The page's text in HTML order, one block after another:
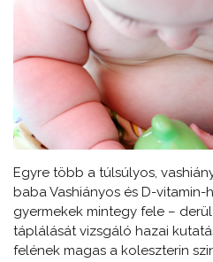
Egyre több a túlsúlyos,
baba Vashiányos és D-vitamin-
gyermekek mintegy fele –
táplálását vizsgáló hazai
felének magas a koleszterin